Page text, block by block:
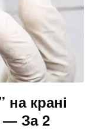
на крані
— За 2